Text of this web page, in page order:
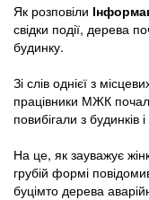
Як розповіли
свідки події, дерева
будинку.
Зі слів однієї з
працівники МЖК
повибігали з
На це, як зауважує
грубій формі
буцімто дерева